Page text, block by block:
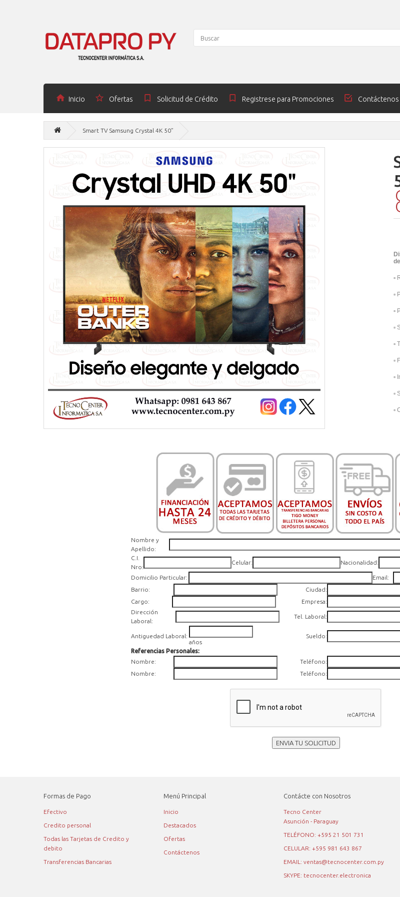
Inicio Ofertas Solicitud de Crédito Registrese para Promociones Contáctenos
Smart TV Samsung Crystal 4K 50”
▫️
▫️
▫️
▫️
▫️
▫️
▫️
▫️
▫️
Nombre y
Apellido:
C.I.
Nro:
Celular: Nacionalidad:
Domicilio Particular:
Email:
Barrio:
Ciudad:
Cargo:
Empresa:
Dirección
Laboral:
Tel. Laboral:
Antiguedad Laboral:
años
Sueldo:
Referencias Personales:
Nombre:
Teléfono:
Nombre:
Teléfono:
ENVIA TU SOLICITUD
Formas de Pago
Efectivo
Credito personal
Todas las Tarjetas de Credito y
debito
Transferencias Bancarias
Menú Principal
Inicio
Destacados
Ofertas
Contáctenos
Contácte con Nosotros
Tecno Center
Asunción - Paraguay
TELÉFONO: +595 21 501 731
CELULAR: +595 981 643 867
EMAIL: ventas@tecnocenter.com.py
SKYPE: tecnocenter.electronica